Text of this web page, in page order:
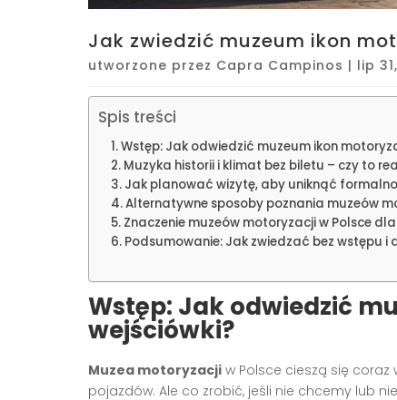
Jak zwiedzić muzeum ikon
utworzone przez Capra Campinos | lip
Spis treści
Wstęp: Jak odwiedzić muzeum ikon
Muzyka historii i klimat bez biletu – czy to
Jak planować wizytę, aby uniknąć
Alternatywne sposoby poznania muzeów
Znaczenie muzeów motoryzacji w Polsce
Podsumowanie: Jak zwiedzać bez wstępu
Wstęp: Jak odwiedzić
wejściówki?
Muzea motoryzacji w Polsce cieszą się coraz
pojazdów. Ale co zrobić, jeśli nie chcemy lub